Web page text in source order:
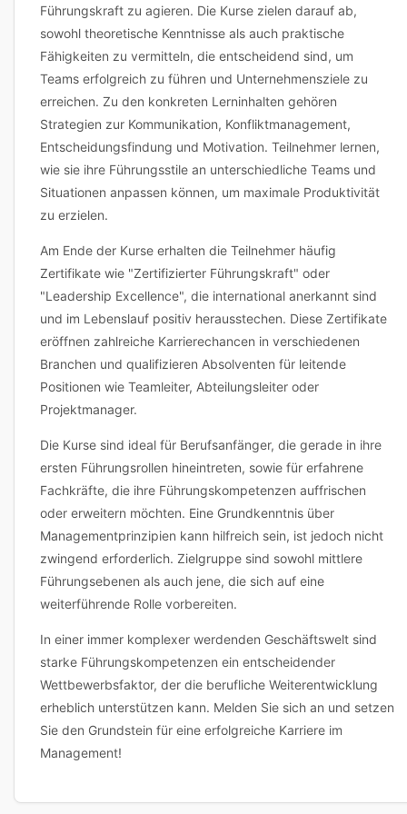
Führungskraft zu agieren. Die Kurse zielen darauf ab,
sowohl theoretische Kenntnisse als auch praktische
Fähigkeiten zu vermitteln, die entscheidend sind, um
Teams erfolgreich zu führen und Unternehmensziele zu
erreichen. Zu den konkreten Lerninhalten gehören
Strategien zur Kommunikation, Konfliktmanagement,
Entscheidungsfindung und Motivation. Teilnehmer lernen,
wie sie ihre Führungsstile an unterschiedliche Teams und
Situationen anpassen können, um maximale Produktivität
zu erzielen.
Am Ende der Kurse erhalten die Teilnehmer häufig
Zertifikate wie "Zertifizierter Führungskraft" oder
"Leadership Excellence", die international anerkannt sind
und im Lebenslauf positiv herausstechen. Diese Zertifikate
eröffnen zahlreiche Karrierechancen in verschiedenen
Branchen und qualifizieren Absolventen für leitende
Positionen wie Teamleiter, Abteilungsleiter oder
Projektmanager.
Die Kurse sind ideal für Berufsanfänger, die gerade in ihre
ersten Führungsrollen hineintreten, sowie für erfahrene
Fachkräfte, die ihre Führungskompetenzen auffrischen
oder erweitern möchten. Eine Grundkenntnis über
Managementprinzipien kann hilfreich sein, ist jedoch nicht
zwingend erforderlich. Zielgruppe sind sowohl mittlere
Führungsebenen als auch jene, die sich auf eine
weiterführende Rolle vorbereiten.
In einer immer komplexer werdenden Geschäftswelt sind
starke Führungskompetenzen ein entscheidender
Wettbewerbsfaktor, der die berufliche Weiterentwicklung
erheblich unterstützen kann. Melden Sie sich an und setzen
Sie den Grundstein für eine erfolgreiche Karriere im
Management!